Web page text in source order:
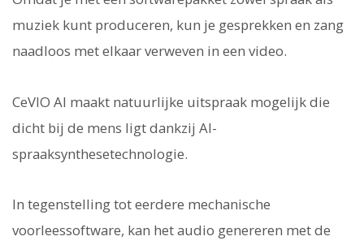
muziek kunt produceren, kun je gesprekken en zang
naadloos met elkaar verweven in een video.
CeVIO AI maakt natuurlijke uitspraak mogelijk die
dicht bij de mens ligt dankzij AI-
spraaksynthesetechnologie.
In tegenstelling tot eerdere mechanische
voorleessoftware, kan het audio genereren met de